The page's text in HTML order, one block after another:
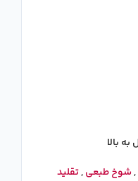
,شوخ طبعی,تقلید